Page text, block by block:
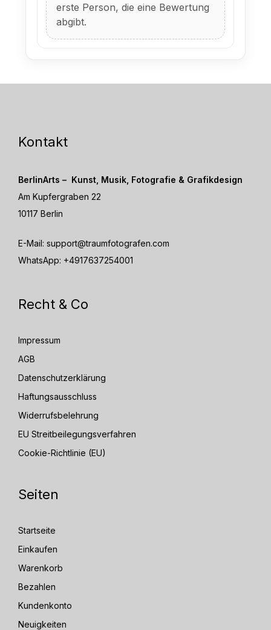
erste Person, die eine Bewertung
abgibt.
Kontakt
BerlinArts – Kunst, Musik, Fotografie & Grafikdesign
Am Kupfergraben 22
10117 Berlin
E-Mail: support@traumfotografen.com
WhatsApp: +4917637254001
Recht & Co
Impressum
AGB
Datenschutzerklärung
Haftungsausschluss
Widerrufsbelehrung
EU Streitbeilegungsverfahren
Cookie-Richtlinie (EU)
Seiten
Startseite
Einkaufen
Warenkorb
Bezahlen
Kundenkonto
Neuigkeiten